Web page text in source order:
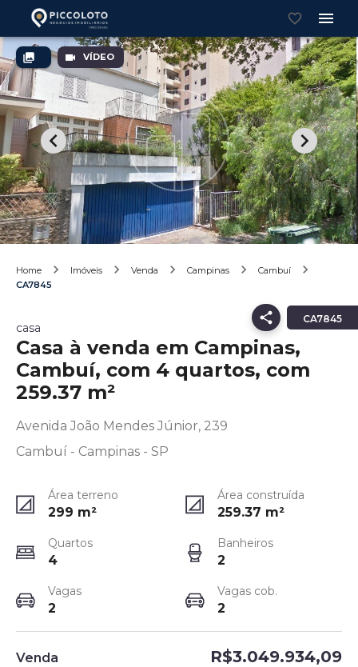
VÍDEO
Home Imóveis Venda Campinas
Cambuí
CA7845
CA7845
casa
Casa à venda em Campinas,
Cambuí, com 4 quartos, com
259.37 m²
Avenida João Mendes Júnior, 239
Cambuí - Campinas - SP
Área terreno
299 m²
Área construída
259.37 m²
Quartos
4
Banheiros
2
Vagas
2
Vagas cob.
2
Venda R$3.049.934,09